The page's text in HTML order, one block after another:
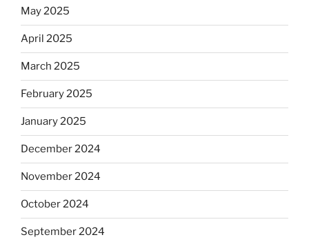
May 2025
April 2025
March 2025
February 2025
January 2025
December 2024
November 2024
October 2024
September 2024